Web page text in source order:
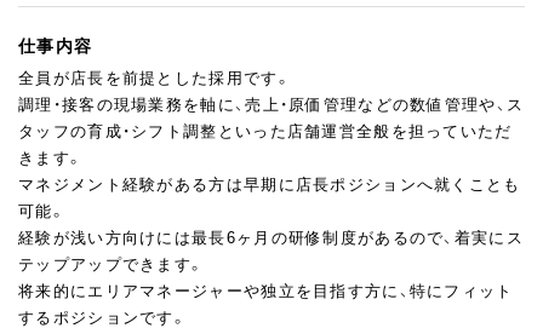
仕事内容
全員が店長を前提とした採用です。
調理・接客の現場業務を軸に、売上・原価管理などの数値管理や、ス
タッフの育成・シフト調整といった店舗運営全般を担っていただ
きます。
マネジメント経験がある方は早期に店長ポジションへ就くことも
可能。
経験が浅い方向けには最長6ヶ月の研修制度があるので、着実にス
テップアップできます。
将来的にエリアマネージャーや独立を目指す方に、特にフィット
するポジションです。